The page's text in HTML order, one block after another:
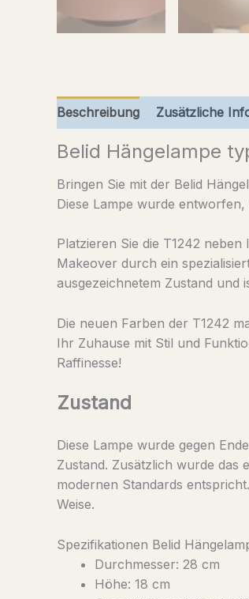
Beschreibung Zusätzliche
Belid Hängelampe
Bringen Sie mit der Belid
Diese Lampe wurde
Platzieren Sie die T1242
Makeover durch ein
ausgezeichnetem Zustand und
Die neuen Farben der T1242
Ihr Zuhause mit Stil und
Raffinesse!
Zustand
Diese Lampe wurde gegen
Zustand. Zusätzlich wurde das
modernen Standards
Weise.
Spezifikationen Belid
Durchmesser: 28 cm
Höhe: 18 cm